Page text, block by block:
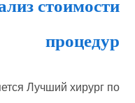
стоимости
процедур
Лучший хирург по